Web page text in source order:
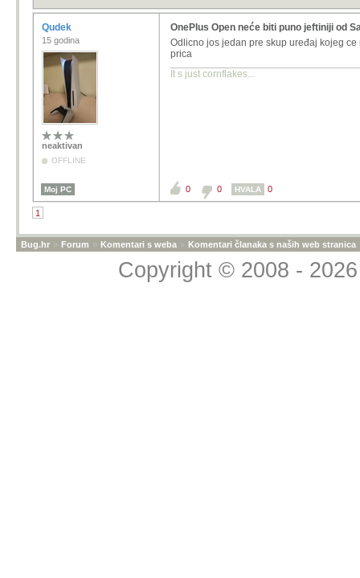
Qudek
15 godina
neaktivan
OFFLINE
OnePlus Open neće biti puno jeftiniji od
Odlicno jos jedan pre skup uređaj kojeg
prica
It s just cornflakes...
Moj PC 0 0 HVALA 0
1
Bug.hr » Forum » Komentari s weba » Komentari članaka s naših web stranica
Copyright © 2008 -